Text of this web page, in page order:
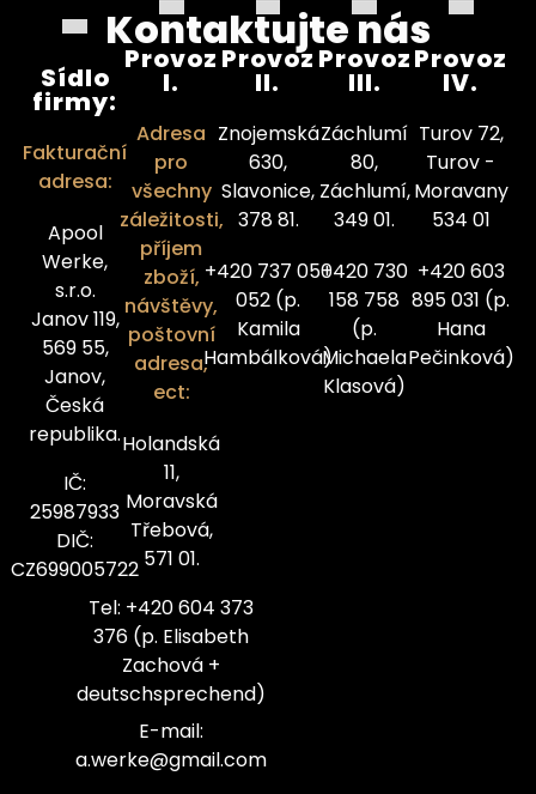
Kontaktujte nás
Sídlo
firmy:
Fakturační
adresa:
Apool
Werke,
s.r.o.
Janov 119,
569 55,
Janov,
Česká
republika.
IČ:
25987933
DIČ:
CZ699005722
Provoz
I.
Adresa
pro
všechny
záležitosti,
příjem
zboží,
návštěvy,
poštovní
adresa,
ect:
Holandská
11,
Moravská
Třebová,
571 01.
Tel: +420 604 373
376 (p. Elisabeth
Zachová +
deutschsprechend)
E-mail:
a.werke@gmail.com
Provoz
II.
Znojemská
630,
Slavonice,
378 81.
+420 737 050
052 (p.
Kamila
Hambálková)
Provoz
III.
Záchlumí
80,
Záchlumí,
349 01.
+420 730
158 758
(p.
Michaela
Klasová)
Provoz
IV.
Turov 72,
Turov -
Moravany
534 01
+420 603
895 031 (p.
Hana
Pečinková)